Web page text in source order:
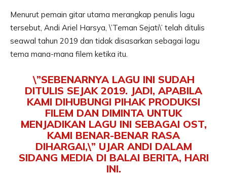
Menurut pemain gitar utama merangkap penulis lagu
tersebut, Andi Ariel Harsya, \’Teman Sejati\’ telah ditulis
seawal tahun 2019 dan tidak disasarkan sebagai lagu
tema mana-mana filem ketika itu.
\”SEBENARNYA LAGU INI SUDAH
DITULIS SEJAK 2019. JADI, APABILA
KAMI DIHUBUNGI PIHAK PRODUKSI
FILEM DAN DIMINTA UNTUK
MENJADIKAN LAGU INI SEBAGAI OST,
KAMI BENAR-BENAR RASA
DIHARGAI,\” UJAR ANDI DALAM
SIDANG MEDIA DI BALAI BERITA, HARI
INI.